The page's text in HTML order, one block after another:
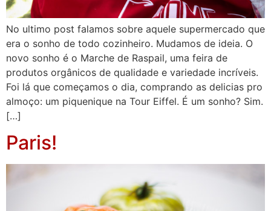
No ultimo post falamos sobre aquele supermercado que
era o sonho de todo cozinheiro. Mudamos de ideia. O
novo sonho é o Marche de Raspail, uma feira de
produtos orgânicos de qualidade e variedade incríveis.
Foi lá que começamos o dia, comprando as delicias pro
almoço: um piquenique na Tour Eiffel. É um sonho? Sim.
[…]
Paris!